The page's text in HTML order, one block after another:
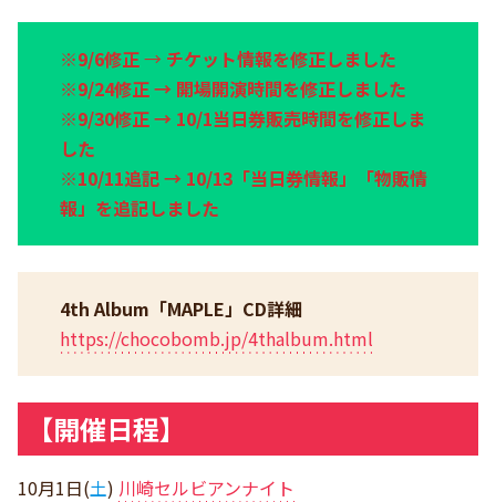
※9/6修正→ チケット情報を修正しました
※9/24修正 → 開場開演時間を修正しました
※9/30修正 → 10/1当日券販売時間を修正しま
した
※10/11追記 → 10/13「当日券情報」「物販情
報」を追記しました
4th Album「MAPLE」CD詳細
https://chocobomb.jp/4thalbum.html
【開催日程】
10月1日(土) 川崎セルビアンナイト